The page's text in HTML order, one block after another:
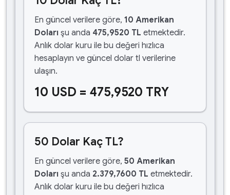
En güncel verilere göre, 10 Amerikan
Doları şu anda 475,9520 TL etmektedir.
Anlık dolar kuru ile bu değeri hızlıca
hesaplayın ve güncel dolar tl verilerine
ulaşın.
10 USD = 475,9520 TRY
50 Dolar Kaç TL?
En güncel verilere göre, 50 Amerikan
Doları şu anda 2.379,7600 TL etmektedir.
Anlık dolar kuru ile bu değeri hızlıca